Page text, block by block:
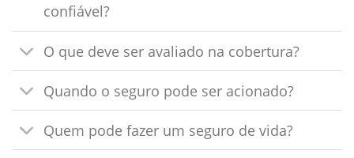
confiável?
O que deve ser avaliado na cobertura?
Quando o seguro pode ser acionado?
Quem pode fazer um seguro de vida?